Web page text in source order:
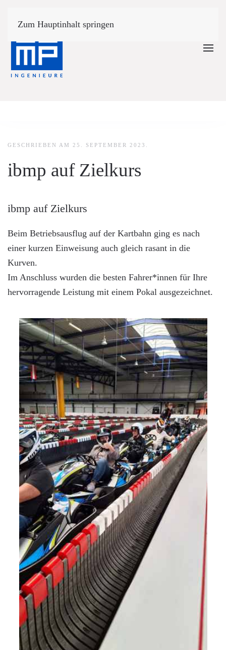
Zum Hauptinhalt springen
GESCHRIEBEN AM 25. SEPTEMBER 2023
ibmp auf Zielkurs
ibmp auf Zielkurs
Beim Betriebsausflug auf der Kartbahn ging es nach
einer kurzen Einweisung auch gleich rasant in die
Kurven.
Im Anschluss wurden die besten Fahrer*innen für Ihre
hervorragende Leistung mit einem Pokal ausgezeichnet.